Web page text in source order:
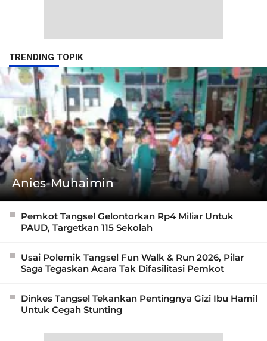
TRENDING TOPIK
Anies-Muhaimin
Pemkot Tangsel Gelontorkan Rp4 Miliar Untuk
PAUD, Targetkan 115 Sekolah
Usai Polemik Tangsel Fun Walk & Run 2026, Pilar
Saga Tegaskan Acara Tak Difasilitasi Pemkot
Dinkes Tangsel Tekankan Pentingnya Gizi Ibu Hamil
Untuk Cegah Stunting